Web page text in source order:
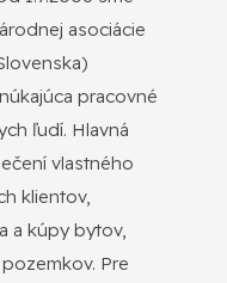
asociácie
pracovné
ľudí. Hlavná
vlastného
klientov,
a kúpy bytov,
Pre